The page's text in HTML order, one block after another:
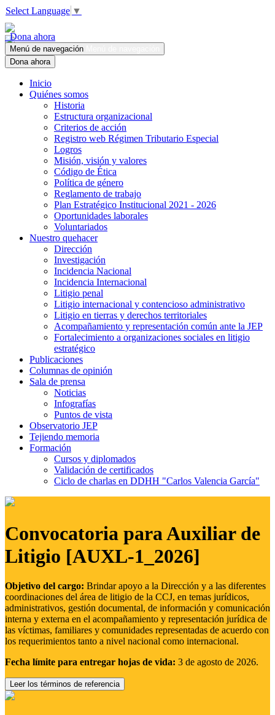
Select Language ▼
Dona ahora
Menú de navegación
Dona ahora
Inicio
Quiénes somos
Historia
Estructura organizacional
Criterios de acción
Registro web Régimen Tributario Especial
Logros
Misión, visión y valores
Código de Ética
Política de género
Reglamento de trabajo
Plan Estratégico Institucional 2021 - 2026
Oportunidades laborales
Voluntariados
Nuestro quehacer
Dirección
Investigación
Incidencia Nacional
Incidencia Internacional
Litigio penal
Litigio internacional y contencioso administrativo
Litigio en tierras y derechos territoriales
Acompañamiento y representación común ante la JEP
Fortalecimiento a organizaciones sociales en litigio
estratégico
Publicaciones
Columnas de opinión
Sala de prensa
Noticias
Infografías
Puntos de vista
Observatorio JEP
Tejiendo memoria
Formación
Cursos y diplomados
Validación de certificados
Ciclo de charlas en DDHH "Carlos Valencia García"
Convocatoria para Auxiliar de
Litigio [AUXL-1_2026]
Objetivo del cargo: Brindar apoyo a la Dirección y a las diferentes
coordinaciones del área de litigio de la CCJ, en temas jurídicos,
administrativos, gestión documental, de información y comunicación
interna y externa en el acompañamiento y representación jurídica de
las víctimas, familiares y comunidades representadas de acuerdo con
los requerimientos tanto a nivel nacional como internacional.
Fecha límite para entregar hojas de vida: 3 de agosto de 2026.
Leer los términos de referencia